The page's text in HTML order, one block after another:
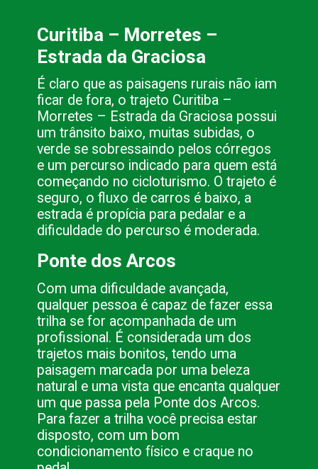
Curitiba – Morretes –
Estrada da Graciosa
É claro que as paisagens rurais não iam
ficar de fora, o trajeto Curitiba –
Morretes – Estrada da Graciosa possui
um trânsito baixo, muitas subidas, o
verde se sobressaindo pelos córregos
e um percurso indicado para quem está
começando no cicloturismo. O trajeto é
seguro, o fluxo de carros é baixo, a
estrada é propícia para pedalar e a
dificuldade do percurso é moderada.
Ponte dos Arcos
Com uma dificuldade avançada,
qualquer pessoa é capaz de fazer essa
trilha se for acompanhada de um
profissional. É considerada um dos
trajetos mais bonitos, tendo uma
paisagem marcada por uma beleza
natural e uma vista que encanta qualquer
um que passa pela Ponte dos Arcos.
Para fazer a trilha você precisa estar
disposto, com um bom
condicionamento físico e craque no